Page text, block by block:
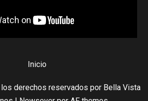
Inicio
derechos reservados por Bella Vista